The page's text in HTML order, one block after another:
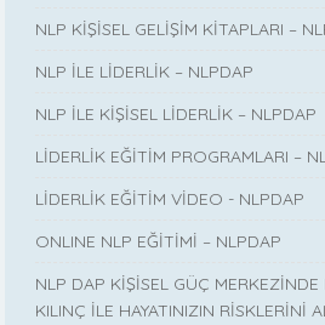
NLP KİŞİSEL GELİŞİM KİTAPLARI –
NLP İLE LİDERLİK – NLPDAP
NLP İLE KİŞİSEL LİDERLİK – NLPDAP
LİDERLİK EĞİTİM PROGRAMLARI –
LİDERLİK EĞİTİM VİDEO - NLPDAP
ONLINE NLP EĞİTİMİ – NLPDAP
NLP DAP KİŞİSEL GÜÇ
KILINÇ İLE HAYATINIZIN RİSKLERİNİ